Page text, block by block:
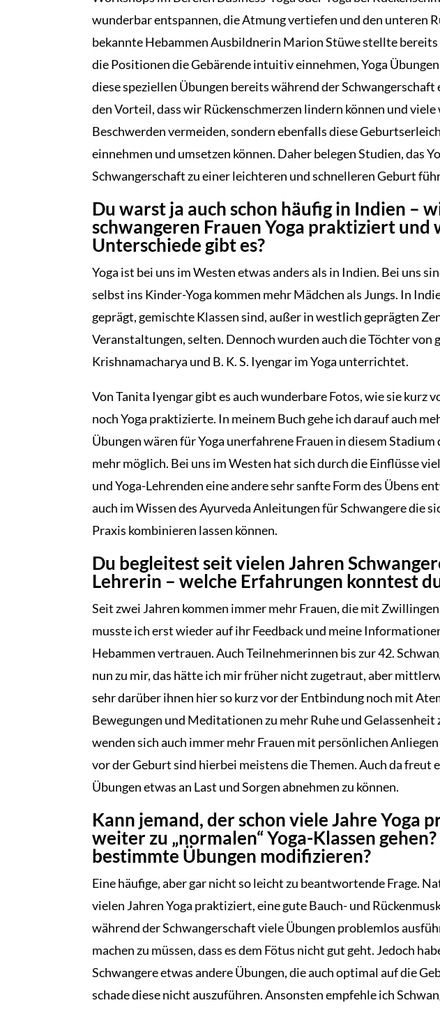
wunderbar entspannen, die Atmung vertiefen und den unteren
bekannte Hebammen Ausbildnerin Marion Stüwe stellte bereits
die Positionen die Gebärende intuitiv einnehmen, Yoga
diese speziellen Übungen bereits während der
den Vorteil, dass wir Rückenschmerzen lindern können und
Beschwerden vermeiden, sondern ebenfalls diese
einnehmen und umsetzen können. Daher belegen Studien, das
Schwangerschaft zu einer leichteren und schnelleren Geburt
Du warst ja auch schon häufig in Indien –
schwangeren Frauen Yoga praktiziert und
Unterschiede gibt es?
Yoga ist bei uns im Westen etwas anders als in Indien. Bei uns
selbst ins Kinder-Yoga kommen mehr Mädchen als Jungs. In
geprägt, gemischte Klassen sind, außer in westlich geprägten
Veranstaltungen, selten. Dennoch wurden auch die Töchter von
Krishnamacharya und B. K. S. Iyengar im Yoga unterrichtet.
Von Tanita Iyengar gibt es auch wunderbare Fotos, wie sie kurz
noch Yoga praktizierte. In meinem Buch gehe ich darauf auch
Übungen wären für Yoga unerfahrene Frauen in diesem
mehr möglich. Bei uns im Westen hat sich durch die Einflüsse
und Yoga-Lehrenden eine andere sehr sanfte Form des Übens
auch im Wissen des Ayurveda Anleitungen für Schwangere die
Praxis kombinieren lassen können.
Du begleitest seit vielen Jahren
Lehrerin – welche Erfahrungen konntest
Seit zwei Jahren kommen immer mehr Frauen, die mit
musste ich erst wieder auf ihr Feedback und meine
Hebammen vertrauen. Auch Teilnehmerinnen bis zur 42.
nun zu mir, das hätte ich mir früher nicht zugetraut, aber
sehr darüber ihnen hier so kurz vor der Entbindung noch mit
Bewegungen und Meditationen zu mehr Ruhe und
wenden sich auch immer mehr Frauen mit persönlichen
vor der Geburt sind hierbei meistens die Themen. Auch da freut
Übungen etwas an Last und Sorgen abnehmen zu können.
Kann jemand, der schon viele Jahre Yoga
weiter zu „normalen“ Yoga-Klassen
bestimmte Übungen modifizieren?
Eine häufige, aber gar nicht so leicht zu beantwortende Frage.
vielen Jahren Yoga praktiziert, eine gute Bauch- und
während der Schwangerschaft viele Übungen problemlos
machen zu müssen, dass es dem Fötus nicht gut geht. Jedoch
Schwangere etwas andere Übungen, die auch optimal auf die
schade diese nicht auszuführen. Ansonsten empfehle ich